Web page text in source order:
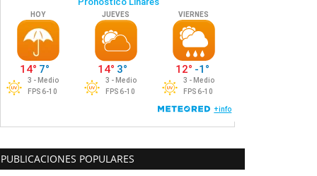
PUBLICACIONES POPULARES